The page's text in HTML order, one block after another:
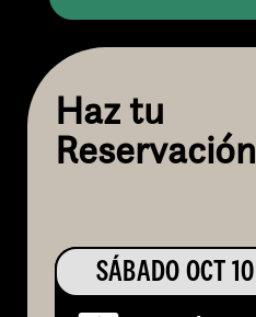
Haz tu
Reservación
SÁBADO OCT 10